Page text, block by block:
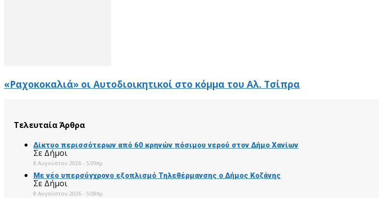
«Ραχοκοκαλιά» οι Αυτοδιοικητικοί στο κόμμα του Αλ. Τσίπρα
Τελευταία Άρθρα
Δίκτυο περισσότερων από 60 κρηνών πόσιμου νερού στον Δήμο Χανίων
Σε Δήμοι
8 Αυγούστου 2026 - 5:09πμ
Με νέο υπερσύγχρονο εξοπλισμό Τηλεθέρμανσης ο Δήμος Κοζάνης
Σε Δήμοι
8 Αυγούστου 2026 - 5:08πμ